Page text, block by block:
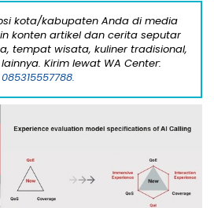
kota/kabupaten Anda di media
konten artikel dan cerita seputar
tempat wisata, kuliner tradisional,
Kirim lewat WA Center:
085315557788.